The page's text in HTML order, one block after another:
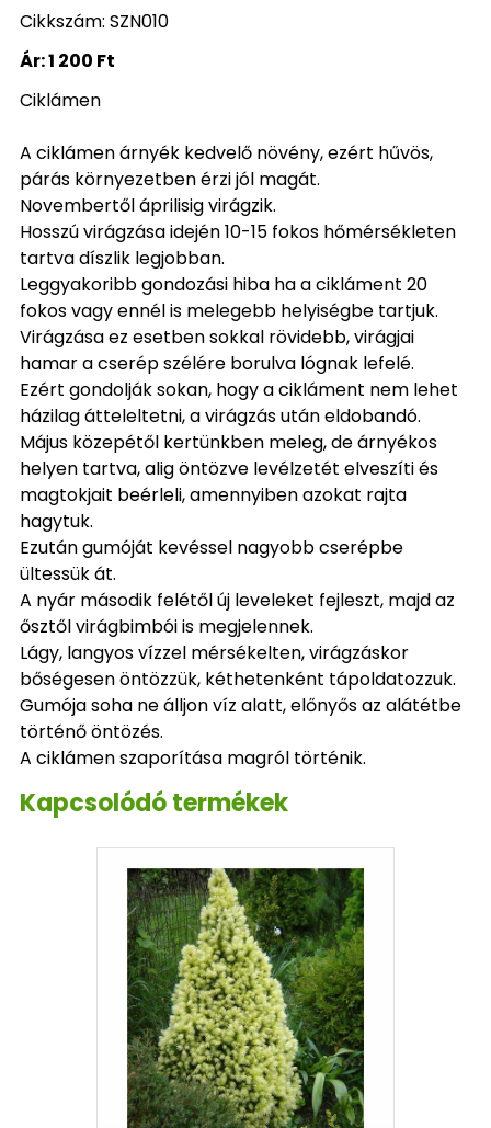
Cikkszám: SZN010
Ár:1 200 Ft
Ciklámen
A ciklámen árnyék kedvelő növény, ezért hűvös,
párás környezetben érzi jól magát.
Novembertől áprilisig virágzik.
Hosszú virágzása idején 10-15 fokos hőmérsékleten
tartva díszlik legjobban.
Leggyakoribb gondozási hiba ha a cikláment 20
fokos vagy ennél is melegebb helyiségbe tartjuk.
Virágzása ez esetben sokkal rövidebb, virágjai
hamar a cserép szélére borulva lógnak lefelé.
Ezért gondolják sokan, hogy a cikláment nem lehet
házilag átteleltetni, a virágzás után eldobandó.
Május közepétől kertünkben meleg, de árnyékos
helyen tartva, alig öntözve levélzetét elveszíti és
magtokjait beérleli, amennyiben azokat rajta
hagytuk.
Ezután gumóját kevéssel nagyobb cserépbe
ültessük át.
A nyár második felétől új leveleket fejleszt, majd az
ősztől virágbimbói is megjelennek.
Lágy, langyos vízzel mérsékelten, virágzáskor
bőségesen öntözzük, kéthetenként tápoldatozzuk.
Gumója soha ne álljon víz alatt, előnyős az alátétbe
történő öntözés.
A ciklámen szaporítása magról történik.
Kapcsolódó termékek